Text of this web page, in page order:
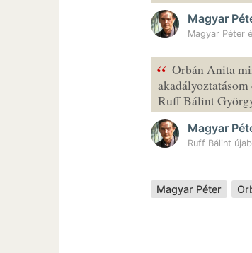
Magyar
Magyar Péter
“ Orbán Anita
Ruff Bálint
Magyar
Ruff Bálint
Magyar Péter